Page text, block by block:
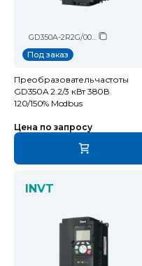
GD350A-2R2G/003P-4
Под заказ
Преобразователь частоты
GD350A 2.2/3 кВт 380В
120/150% Modbus
Цена по запросу
INVT